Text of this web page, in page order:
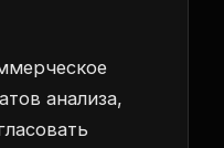
анализа,